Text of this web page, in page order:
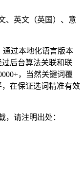
、英文（英国）、意
通过本地化语言版本
后台算法关联和联
，当然关键词覆
在保证选词精准有效
，请注明出处：